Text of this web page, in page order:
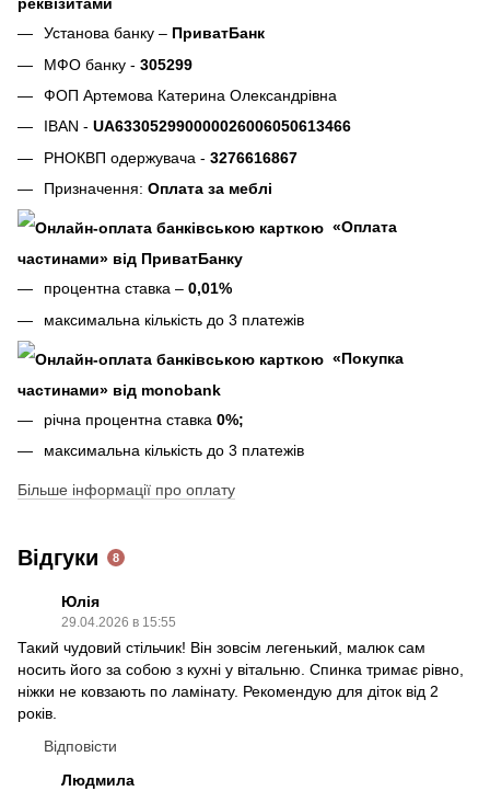
Установа банку – ПриватБанк
МФО банку - 305299
ФОП Артемова Катерина Олександрівна
IBAN - UA633052990000026006050613466
РНОКВП одержувача - 3276616867
Призначення: Оплата за меблі
«Оплата
частинами» від ПриватБанку
процентна ставка – 0,01%
максимальна кількість до 3 платежів
«Покупка
частинами» від monobank
річна процентна ставка 0%;
максимальна кількість до 3 платежів
Більше інформації про оплату
Відгуки 8
Юлія
29.04.2026 в 15:55
Такий чудовий стільчик! Він зовсім легенький, малюк сам
носить його за собою з кухні у вітальню. Спинка тримає рівно,
ніжки не ковзають по ламінату. Рекомендую для діток від 2
років.
Відповісти
Людмила